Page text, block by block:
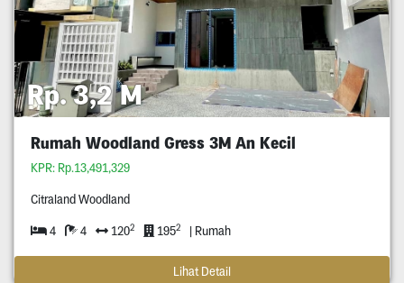
Rp. 3,2 M
Rumah Woodland Gress 3M An Kecil
KPR: Rp.13,491,329
Citraland Woodland
4 4 1202 1952 | Rumah
Lihat Detail